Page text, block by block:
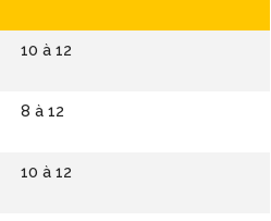
10 à 12
8 à 12
10 à 12